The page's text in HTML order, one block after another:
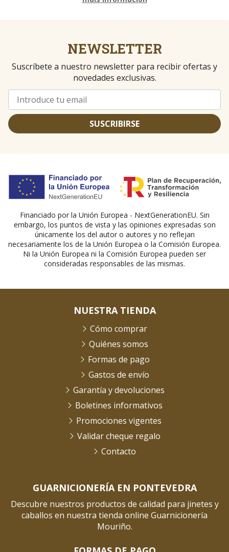
NEWSLETTER
Suscríbete a nuestro newsletter para recibir ofertas y
novedades exclusivas.
SUSCRIBIRSE
Financiado por la Unión Europea - NextGenerationEU. Sin
embargo, los puntos de vista y las opiniones expresadas son
únicamente los del autor o autores y no reflejan
necesariamente los de la Unión Europea o la Comisión Europea.
Ni la Unión Europea ni la Comisión Europea pueden ser
consideradas responsables de las mismas.
GUARNICIONERÍA EN PONTEVEDRA
Descubre nuestros productos de calidad para jinetes y
caballos en nuestra tienda online Guarnicionería
Mouriño.
NUESTRA TIENDA
Cómo comprar
Quiénes somos
Formas de pago
Gastos de envío
Garantía y devoluciones
Boletines informativos
Promociones vigentes
Validar cheque regalo
Contacto